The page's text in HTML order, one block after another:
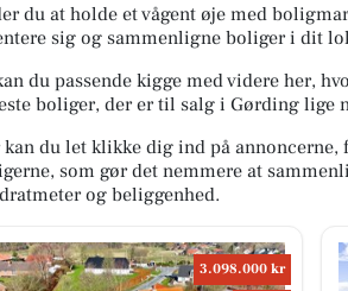
du at holde et vågent øje med
sig og sammenligne boliger i dit
du passende kigge med videre her,
boliger, der er til salg i Gørding lige
kan du let klikke dig ind på annoncerne,
som gør det nemmere at
og beliggenhed.
3.098.000 kr